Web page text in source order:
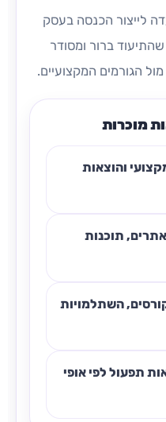
לייצור הכנסה בעסק
ברור ומסודר
הגורמים המקצועיים.
מוכרות
והוצאות
תוכנות
השתלמויות
תפעול לפי אופי